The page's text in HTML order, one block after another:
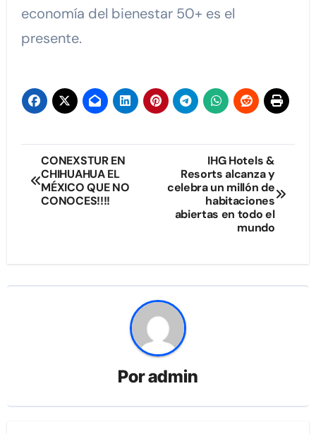
economía del bienestar 50+ es el
presente.
Navegación
de
CONEXSTUR EN
CHIHUAHUA EL
MÉXICO QUE NO
CONOCES!!!!
IHG Hotels &
Resorts alcanza y
celebra un millón de
habitaciones
abiertas en todo el
mundo
Poradmin